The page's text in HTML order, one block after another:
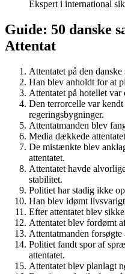
Ekspert i international
Guide: 50 danske
Attentat
Attentatet på den
Han blev anholdt for at
Attentatet på hotellet
Den terrorcelle var
regeringsbygninger.
Attentatmanden blev
Media dækkede
De mistænkte blev
attentatet.
Attentatet havde
stabilitet.
Politiet har stadig ikke
Han blev idømt
Efter attentatet blev
Attentatet blev fordømt
Attentatmanden
Politiet fandt spor af
attentatet.
Attentatet blev planlagt